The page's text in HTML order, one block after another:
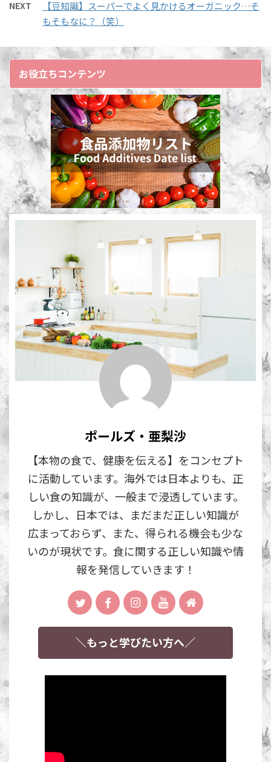
思います。 遺伝子組み換
えを避ける人は多く、あ
いません。 「どっちを
食べる？」と聞かれた
ら、間違いなく遺伝子組
み換えではないものを食
べます。 ですが、遺伝子
組み換えがあるからこそ
コスパを下げて食べれる
ことだってあります。 な
ので、みんなも恩恵を受
けているのです。 今回
は遺伝子組み換えと付き
合っていく上でのメリッ
ト・デメリットの知識を
NEXT
【豆知識】スーパーでよく見かけるオーガニック…そ
もそもなに？（笑）
お役立ちコンテンツ
ポールズ・亜梨沙
【本物の食で、健康を伝える】をコンセプト
に活動しています。海外では日本よりも、正
しい食の知識が、一般まで浸透しています。
しかし、日本では、まだまだ正しい知識が
広まっておらず、また、得られる機会も少な
いのが現状です。食に関する正しい知識や情
報を発信していきます！
＼もっと学びたい方へ／